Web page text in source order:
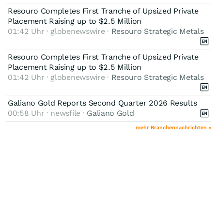
Resouro Completes First Tranche of Upsized Private
Placement Raising up to $2.5 Million
01:42 Uhr · globenewswire · Resouro Strategic Metals
Resouro Completes First Tranche of Upsized Private
Placement Raising up to $2.5 Million
01:42 Uhr · globenewswire · Resouro Strategic Metals
Galiano Gold Reports Second Quarter 2026 Results
00:58 Uhr · newsfile · Galiano Gold
mehr Branchennachrichten »